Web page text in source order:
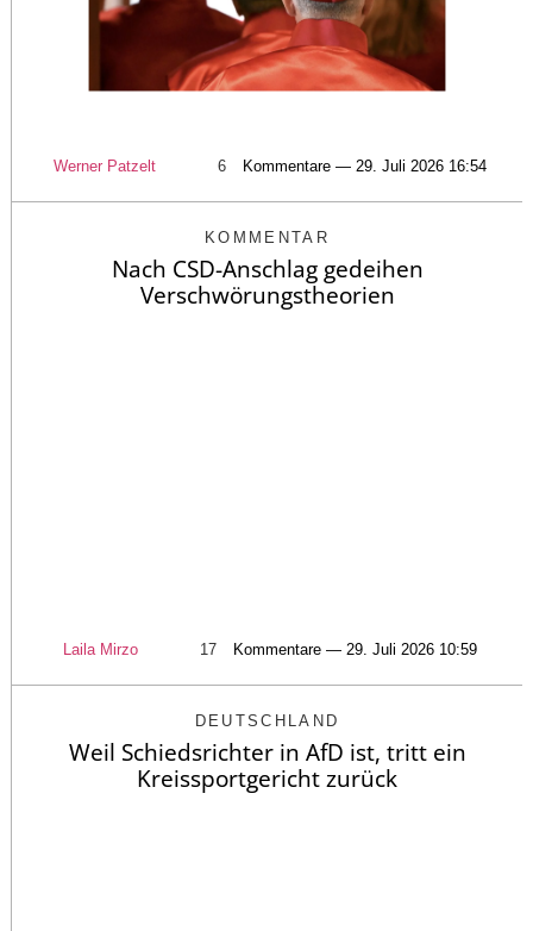
Werner Patzelt 6 Kommentare — 29. Juli 2026 16:54
KOMMENTAR
Nach CSD-Anschlag gedeihen
Verschwörungstheorien
Laila Mirzo 17 Kommentare — 29. Juli 2026 10:59
DEUTSCHLAND
Weil Schiedsrichter in AfD ist, tritt ein
Kreissportgericht zurück